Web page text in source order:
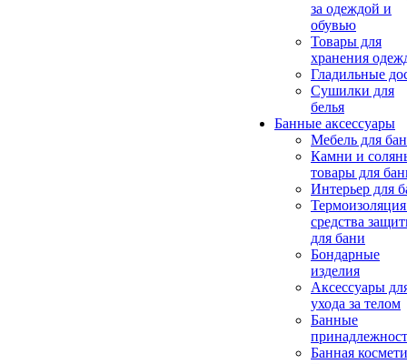
за одеждой и
обувью
Товары для
хранения
Гладильные
Сушилки для
белья
Банные аксессуары
Мебель для
Камни и
товары для
Интерьер для
средства
для бани
Бондарные
изделия
Аксеcсуары
ухода за телом
Банные
Банная